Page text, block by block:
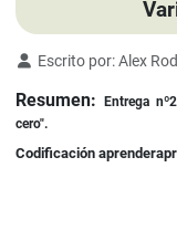
Detalles
Escrito por:Alex
Resumen:
Entrega
cero".
Codificación